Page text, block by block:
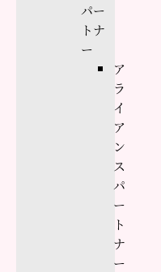
パー
トナ
ー
ア
ラ
イ
ア
ン
ス
パ
ー
ト
ナ
ー